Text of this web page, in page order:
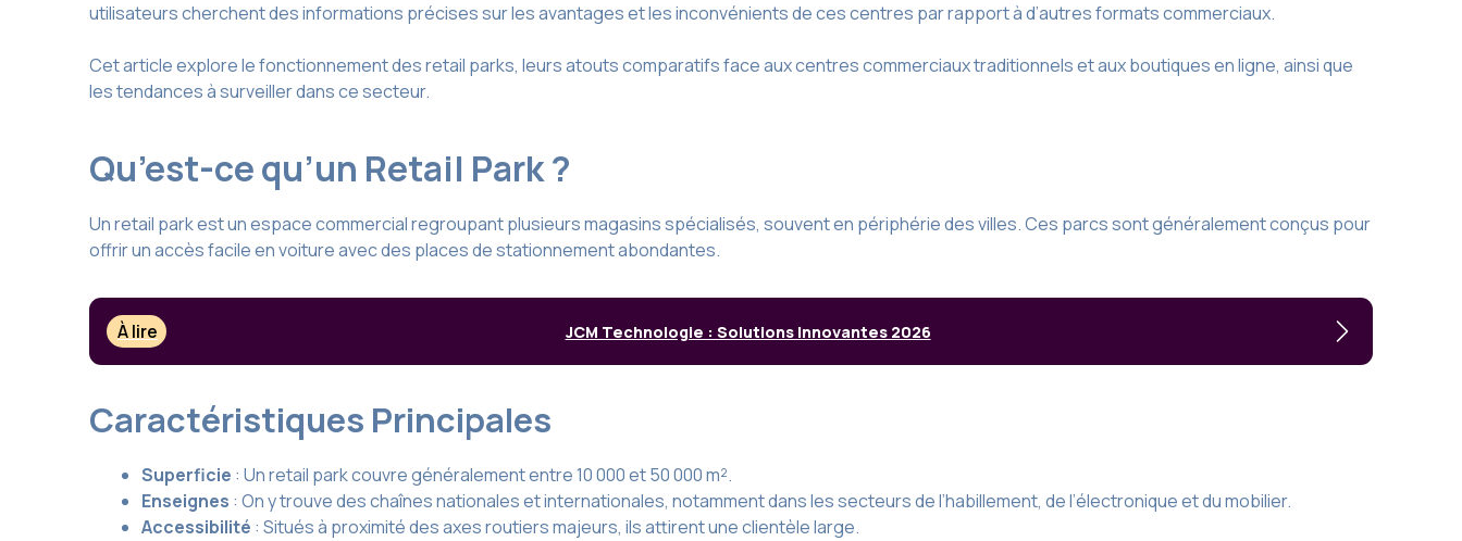
utilisateurs cherchent des informations précises sur les avantages et les inconvénients de ces centres par rapport à d’autres formats commerciaux.
Cet article explore le fonctionnement des retail parks, leurs atouts comparatifs face aux centres commerciaux traditionnels et aux boutiques en ligne, ainsi que
les tendances à surveiller dans ce secteur.
Qu’est-ce qu’un Retail Park ?
Un retail park est un espace commercial regroupant plusieurs magasins spécialisés, souvent en périphérie des villes. Ces parcs sont généralement conçus pour
offrir un accès facile en voiture avec des places de stationnement abondantes.
À lire JCM Technologie : Solutions Innovantes 2026
Caractéristiques Principales
Superficie : Un retail park couvre généralement entre 10 000 et 50 000 m².
Enseignes : On y trouve des chaînes nationales et internationales, notamment dans les secteurs de l’habillement, de l’électronique et du mobilier.
Accessibilité : Situés à proximité des axes routiers majeurs, ils attirent une clientèle large.